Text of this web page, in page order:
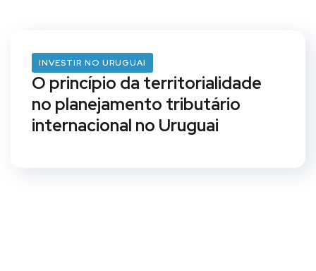
INVESTIR NO URUGUAI
O princípio da territorialidade
no planejamento tributário
internacional no Uruguai